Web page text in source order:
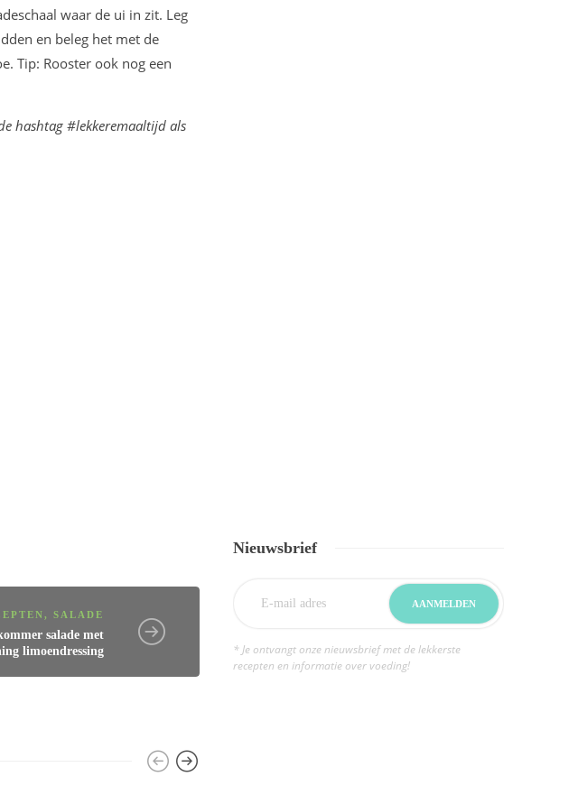
waar de ui in zit. Leg
en beleg het met de
Tip: Rooster ook nog een
hashtag #lekkeremaaltijd als
, SALADE
salade met
limoendressing
Nieuwsbrief
* Je ontvangt onze nieuwsbrief met de lekkerste
recepten en informatie over voeding!